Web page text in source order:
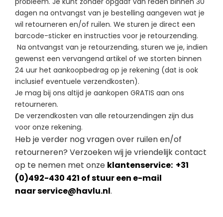
dagen na ontvangst van je bestelling aangeven wat je
wil retourneren en/of ruilen. We sturen je direct een
barcode-sticker en instructies voor je retourzending.
Na ontvangst van je retourzending, sturen we je, indien
gewenst een vervangend artikel of we storten binnen
24 uur het aankoopbedrag op je rekening (dat is ook
inclusief eventuele verzendkosten).
Je mag bij ons altijd je aankopen GRATIS aan ons
retourneren.
De verzendkosten van alle retourzendingen zijn dus
voor onze rekening.
Heb je verder nog vragen over ruilen en/of
retourneren? Verzoeken wij je vriendelijk contact
op te nemen met onze klantenservice: +31
(0)492-430 421 of stuur een e-mail
naarservice@havlu.nl.